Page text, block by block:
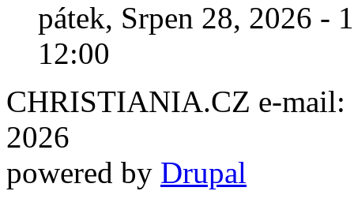
pátek, Srpen 28, 2026 -
12:00
CHRISTIANIA.CZ e-mail:
2026
powered by Drupal